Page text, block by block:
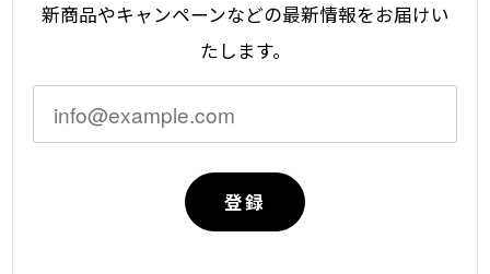
新商品やキャンペーンなどの最新情報をお届けい
たします。
登録